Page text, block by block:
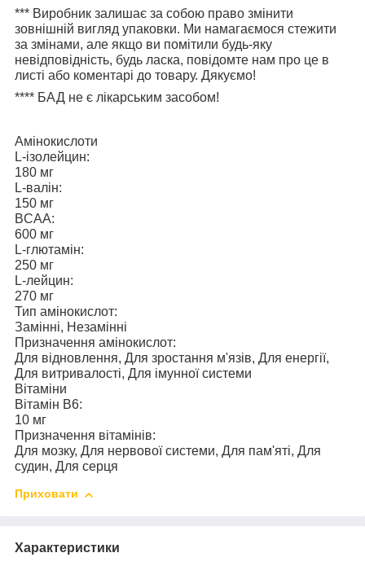
*** Виробник залишає за собою право змінити
зовнішній вигляд упаковки. Ми намагаємося стежити
за змінами, але якщо ви помітили будь-яку
невідповідність, будь ласка, повідомте нам про це в
листі або коментарі до товару. Дякуємо!
**** БАД не є лікарським засобом!
Амінокислоти
L-ізолейцин:
180 мг
L-валін:
150 мг
BCAA:
600 мг
L-глютамін:
250 мг
L-лейцин:
270 мг
Тип амінокислот:
Замінні, Незамінні
Призначення амінокислот:
Для відновлення, Для зростання м'язів, Для енергії,
Для витривалості, Для імунної системи
Вітаміни
Вітамін В6:
10 мг
Призначення вітамінів:
Для мозку, Для нервової системи, Для пам'яті, Для
судин, Для серця
Приховати
Характеристики